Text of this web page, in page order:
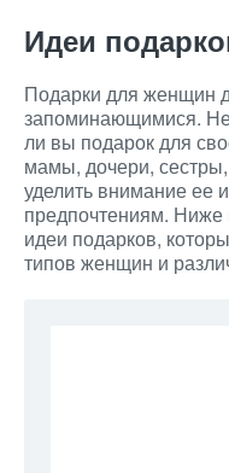
Идеи
Подарки для женщин
запоминающимися.
ли вы подарок для
мамы, дочери,
уделить внимание ее
предпочтениям.
идеи подарков,
типов женщин и